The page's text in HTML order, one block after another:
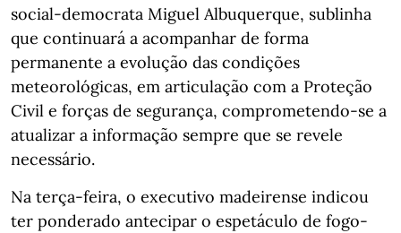
social-democrata Miguel Albuquerque, sublinha
que continuará a acompanhar de forma
permanente a evolução das condições
meteorológicas, em articulação com a Proteção
Civil e forças de segurança, comprometendo-se a
atualizar a informação sempre que se revele
necessário.
Na terça-feira, o executivo madeirense indicou
ter ponderado antecipar o espetáculo de fogo-